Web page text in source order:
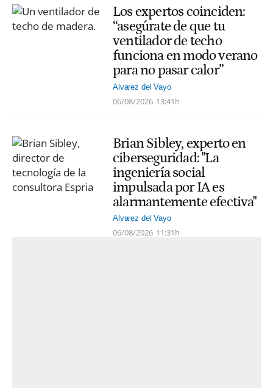
Los expertos coinciden:
“asegúrate de que tu
ventilador de techo
funciona en modo verano
para no pasar calor”
Alvarez del Vayo
06/08/2026 13:41h
Brian Sibley, experto en
ciberseguridad: "La
ingeniería social
impulsada por IA es
alarmantemente efectiva"
Alvarez del Vayo
06/08/2026 11:31h